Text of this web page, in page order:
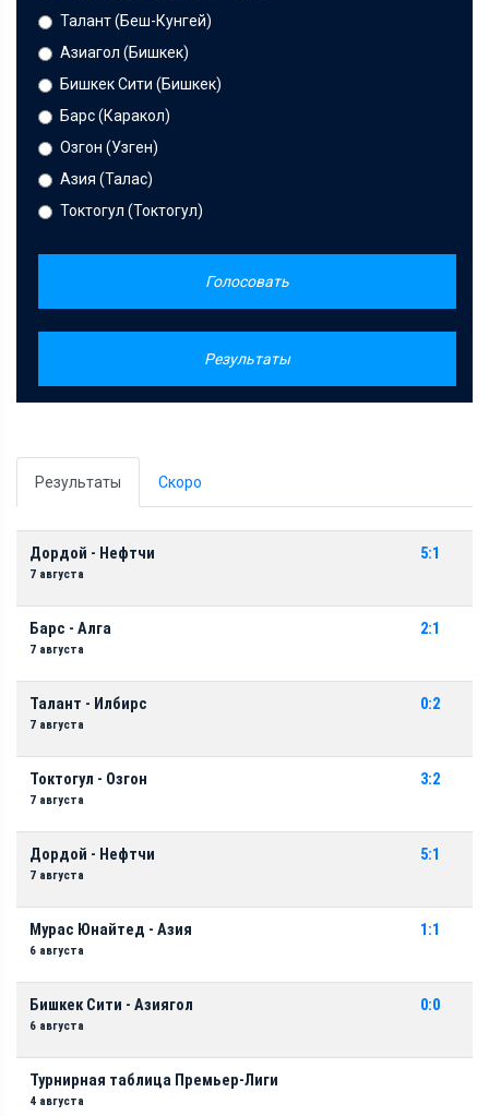
Талант (Беш-Кунгей)
Азиагол (Бишкек)
Бишкек Сити (Бишкек)
Барс (Каракол)
Озгон (Узген)
Азия (Талас)
Токтогул (Токтогул)
Голосовать
Результаты
Результаты Скоро
Дордой - Нефтчи
7 августа
5:1
Барс - Алга
7 августа
2:1
Талант - Илбирс
7 августа
0:2
Токтогул - Озгон
7 августа
3:2
Дордой - Нефтчи
7 августа
5:1
Мурас Юнайтед - Азия
6 августа
1:1
Бишкек Сити - Азиягол
6 августа
0:0
Турнирная таблица Премьер-Лиги
4 августа